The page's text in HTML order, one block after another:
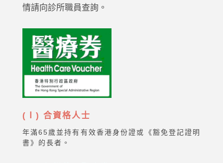
情請向診所職員查詢。
(Ⅰ) 合資格人士
年滿65歲並持有有效香港身份證或《豁免登記證明
書》的長者。